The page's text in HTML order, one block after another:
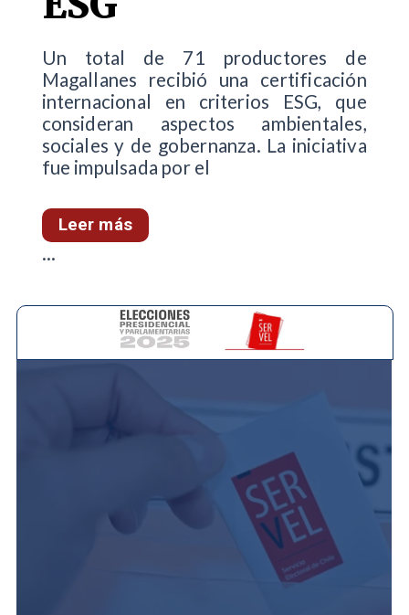
Un total de 71 productores de
Magallanes recibió una certificación
internacional en criterios ESG, que
consideran aspectos ambientales,
sociales y de gobernanza. La iniciativa
fue impulsada por el
Leer más
...